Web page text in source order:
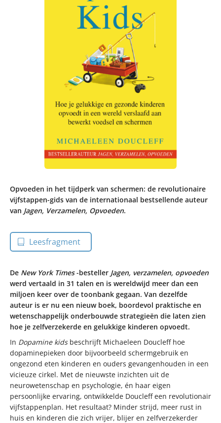
Opvoeden in het tijdperk van schermen: de revolutionaire
vijfstappen-gids van de internationaal bestsellende auteur
van Jagen, Verzamelen, Opvoeden.
Leesfragment
De New York Times-besteller Jagen, verzamelen, opvoeden
werd vertaald in 31 talen en is wereldwijd meer dan een
miljoen keer over de toonbank gegaan. Van dezelfde
auteur is er nu een nieuw boek, boordevol praktische en
wetenschappelijk onderbouwde strategieën die laten zien
hoe je zelfverzekerde en gelukkige kinderen opvoedt.
In Dopamine kidsbeschrijft Michaeleen Doucleff hoe
dopaminepieken door bijvoorbeeld schermgebruik en
ongezond eten kinderen en ouders gevangenhouden in een
vicieuze cirkel. Met de nieuwste inzichten uit de
neurowetenschap en psychologie, én haar eigen
persoonlijke ervaring, ontwikkelde Doucleff een revolutionair
vijfstappenplan. Het resultaat? Minder strijd, meer rust in
huis en kinderen die zich vrijer, blijer en zelfverzekerder